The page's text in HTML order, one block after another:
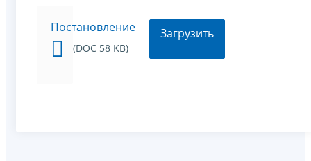
Постановление
(DOC 58 KB)
Загрузить